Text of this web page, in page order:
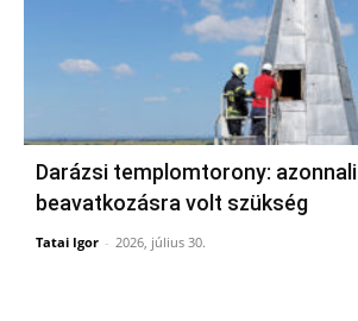
Darázsi templomtorony: azonnali
beavatkozásra volt szükség
Tatai Igor - 2026, július 30.